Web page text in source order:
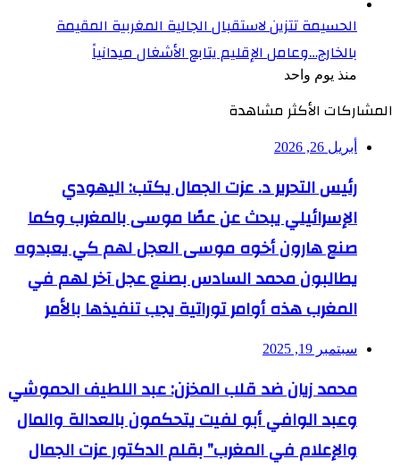
الحسيمة تتزين لاستقبال الجالية المغربية المقيمة
بالخارج…وعامل الإقليم يتابع الأشغال ميدانياً
منذ يوم واحد
المشاركات الأكثر مشاهدة
أبريل 26, 2026
رئيس التحرير د. عزت الجمال يكتب: اليهودي
الإسرائيلي يبحث عن عصًا موسى بالمغرب وكما
صنع هارون أخوه موسى العجل لهم كي يعبدوه
يطالبون محمد السادس بصنع عجل آخر لهم في
المغرب هذه أوامر توراتية يجب تنفيذها بالأمر
سبتمبر 19, 2025
محمد زيان ضد قلب المخزن: عبد اللطيف الحموشي
وعبد الوافي أبو لفيت يتحكمون بالعدالة والمال
والإعلام في المغرب” بقلم الدكتور عزت الجمال